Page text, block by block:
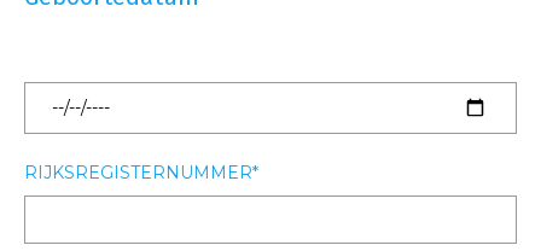
RIJKSREGISTERNUMMER